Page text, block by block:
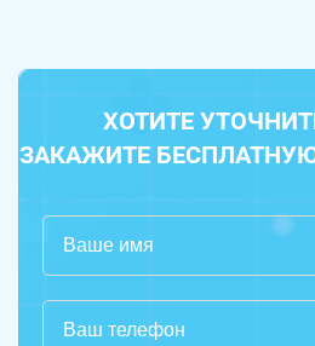
ХОТИТЕ
ЗАКАЖИТЕ